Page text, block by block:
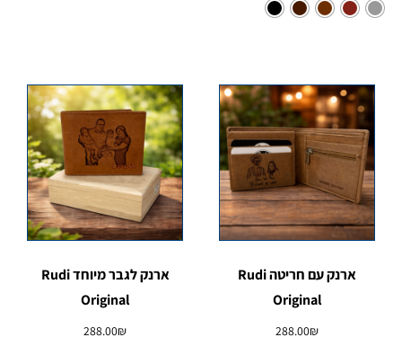
ארנק עם חריטה Rudi
Original
288.00₪
ארנק לגבר מיוחד Rudi
Original
288.00₪